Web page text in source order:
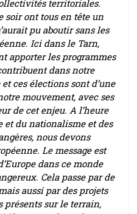
territoriales.
soir ont tous en tête un
pu aboutir sans les
Ici dans le Tarn,
apporter les programmes
dans notre
ces élections sont d’une
mouvement, avec ses
de cet enjeu. A l’heure
et du nationalisme et des
nous devons
Le message est
dans ce monde
Cela passe par de
aussi par des projets
présents sur le terrain,